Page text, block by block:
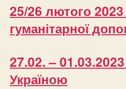
25/26 лютого 2023
гуманітарної
27.02. –
Україною